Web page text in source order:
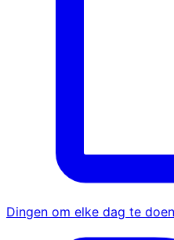
Dingen om elke dag te doen